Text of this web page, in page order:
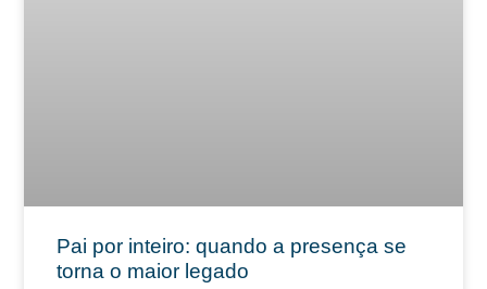
Pai por inteiro: quando a presença se
torna o maior legado